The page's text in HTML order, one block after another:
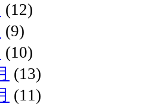
(12)
(9)
(10)
(13)
(11)